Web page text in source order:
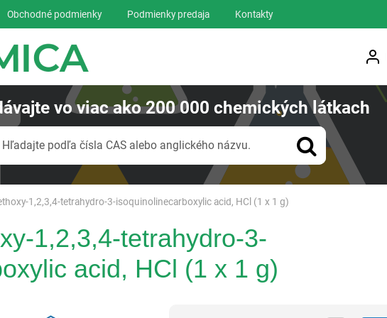
1,2,3,4-tetrahydro-3-isoquinolinecarboxylic acid, HCl (1 x 1 g)
1,2,3,4-tetrahydro-3-
acid, HCl (1 x 1 g)
Obchodné podmienky Podmienky predaja Kontakty
vo viac ako200 000 chemických látkach
Hľadajte podľa čísla CAS alebo anglického názvu.